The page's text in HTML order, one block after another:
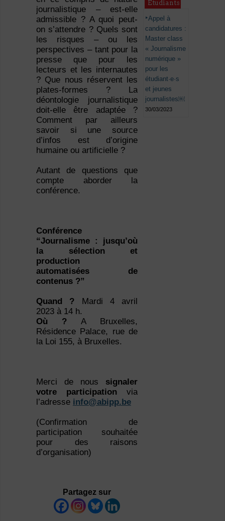
journalistique – est-elle
admissible ? A quoi peut-
on s’attendre ? Quels sont
les risques – ou les
perspectives – tant pour la
presse que pour les
lecteurs et les internautes
? Que nous réservent les
plates-formes ? La
déontologie journalistique
doit-elle être adaptée ?
Comment par ailleurs
savoir si une source
d’infos est d’origine
humaine ou artificielle ?
Autant de questions que
compte aborder la
conférence.
Conférence
“Journalisme : jusqu’où
la sélection et
production
automatisées de
contenus ?”
Quand ? Mardi 4 avril
2023 à 14 h.
Où ? A Bruxelles,
Résidence Palace, rue de
la Loi 155, à Bruxelles.
Merci de nous signaler
votre participation via
l’adresse info@abipp.be
(Confirmation de
participation souhaitée
pour des raisons
d’organisation)
Partagez sur
Étudiants
Appel à
candidatures :
Master class
« Journalisme
numérique »
pour les
étudiant·e·s
et jeunes
journalistes￼
30/03/2023